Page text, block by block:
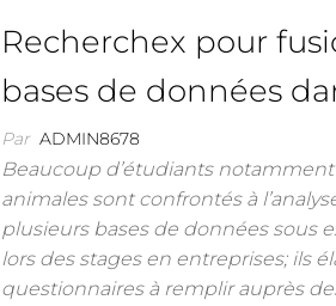
Recherchex pour
bases de données
Par ADMIN8678
Beaucoup d’étudiants
animales sont confrontés à
plusieurs bases de données sous
lors des stages en entreprises; ils
questionnaires à remplir auprès